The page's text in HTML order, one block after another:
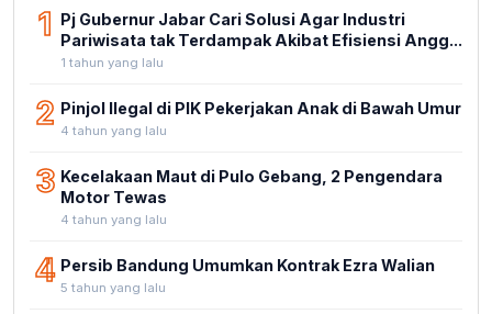
1 Pj Gubernur Jabar Cari Solusi Agar Industri
Pariwisata tak Terdampak Akibat Efisiensi Angg...
1 tahun yang lalu
2 Pinjol Ilegal di PIK Pekerjakan Anak di Bawah Umur
4 tahun yang lalu
3 Kecelakaan Maut di Pulo Gebang, 2 Pengendara
Motor Tewas
4 tahun yang lalu
4 Persib Bandung Umumkan Kontrak Ezra Walian
5 tahun yang lalu